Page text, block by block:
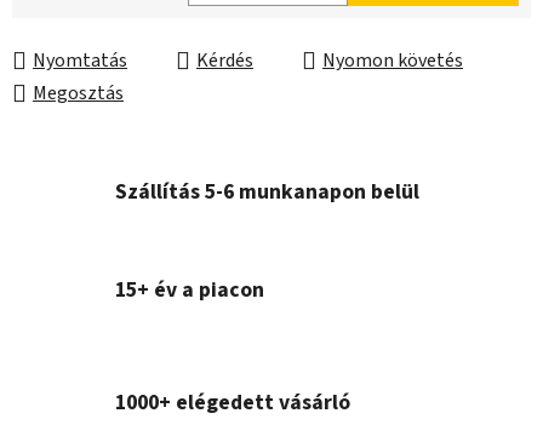
Nyomtatás Kérdés
Nyomon követés
Megosztás
Szállítás 5-6 munkanapon belül
15+ év a piacon
1000+ elégedett vásárló